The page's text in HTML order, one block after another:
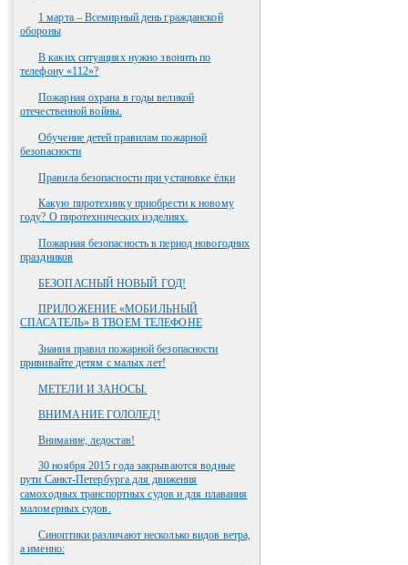
1 марта – Всемирный день гражданской
обороны
В каких ситуациях нужно звонить по
телефону «112»?
Пожарная охрана в годы великой
отечественной войны.
Обучение детей правилам пожарной
безопасности
Правила безопасности при установке ёлки
Какую пиротехнику приобрести к новому
году? О пиротехнических изделиях.
Пожарная безопасность в период новогодних
праздников
БЕЗОПАСНЫЙ НОВЫЙ ГОД!
ПРИЛОЖЕНИЕ «МОБИЛЬНЫЙ
СПАСАТЕЛЬ» В ТВОЕМ ТЕЛЕФОНЕ
Знания правил пожарной безопасности
прививайте детям с малых лет!
МЕТЕЛИ И ЗАНОСЫ.
ВНИМАНИЕ ГОЛОЛЕД!
Внимание, ледостав!
30 ноября 2015 года закрываются водные
пути Санкт-Петербурга для движения
самоходных транспортных судов и для плавания
маломерных судов.
Синоптики различают несколько видов ветра,
а именно: